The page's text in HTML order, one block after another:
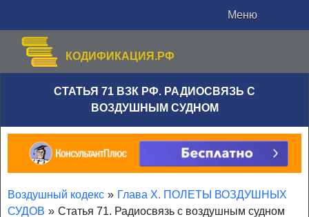
Меню
КОДИФИКАЦИЯ.РФ
СТАТЬЯ 71 ВЗК РФ. РАДИОСВЯЗЬ С
ВОЗДУШНЫМ СУДНОМ
Воздушный кодекс » Глава X. ПОЛЕТЫ ВОЗДУШНЫХ
СУДОВ » Статья 71. Радиосвязь с воздушным судном